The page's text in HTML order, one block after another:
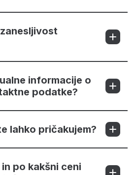
informacije o
podatke?
lahko pričakujem?
po kakšni ceni